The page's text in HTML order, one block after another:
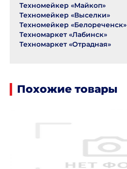
Техномейкер «Майкоп»
Техномейкер «Выселки»
Техномейкер «Белореченск»
Техномаркет «Лабинск»
Техномаркет «Отрадная»
Похожие товары